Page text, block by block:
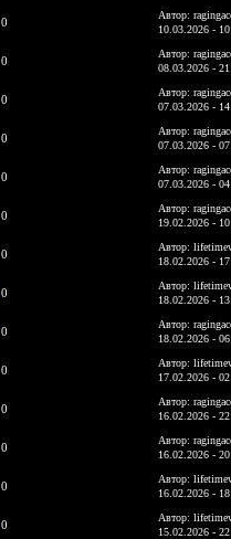
0
Автор:
10.03.2026 -
0
Автор:
08.03.2026 -
0
Автор:
07.03.2026 -
0
Автор:
07.03.2026 -
0
Автор:
07.03.2026 -
0
Автор:
19.02.2026 -
0
Автор:
18.02.2026 -
0
Автор:
18.02.2026 -
0
Автор:
18.02.2026 -
0
Автор:
17.02.2026 -
0
Автор:
16.02.2026 -
0
Автор:
16.02.2026 -
0
Автор:
16.02.2026 -
0
Автор:
15.02.2026 -